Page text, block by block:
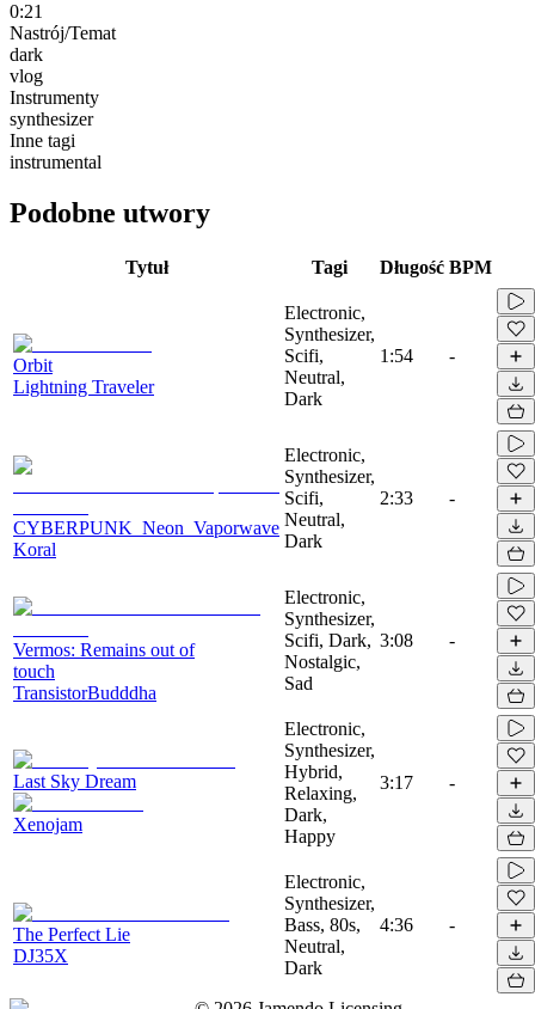
0:21
Nastrój/Temat
dark
vlog
Instrumenty
synthesizer
Inne tagi
instrumental
Podobne utwory
Tytuł Tagi Długość BPM
Orbit
Lightning Traveler
Electronic,
Synthesizer,
Scifi,
Neutral,
Dark
1:54 -
CYBERPUNK_Neon_Vaporwave
Koral
Electronic,
Synthesizer,
Scifi,
Neutral,
Dark
2:33 -
Vermos: Remains out of
touch
TransistorBudddha
Electronic,
Synthesizer,
Scifi, Dark,
Nostalgic,
Sad
3:08 -
Last Sky Dream
Xenojam
Electronic,
Synthesizer,
Hybrid,
Relaxing,
Dark,
Happy
3:17 -
The Perfect Lie
DJ35X
Electronic,
Synthesizer,
Bass, 80s,
Neutral,
Dark
4:36 -